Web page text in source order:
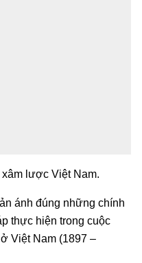
lược Việt Nam.
ánh đúng những chính
thực hiện trong cuộc
Việt Nam (1897 –